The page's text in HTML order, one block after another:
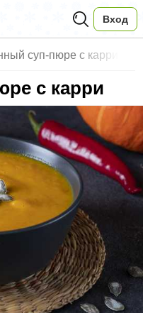
Вход
суп-пюре с карри
с карри